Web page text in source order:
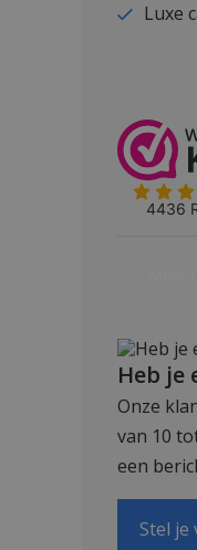
Luxe
Heb je
Onze
van 10
een
Stel je